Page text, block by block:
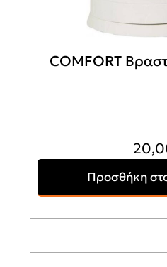
COMFORT
Προσθήκη